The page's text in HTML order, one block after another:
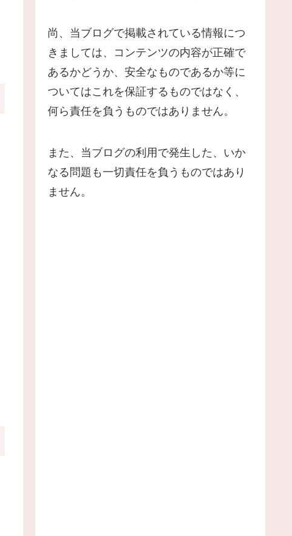
尚、当ブログで掲載されている情報につ
きましては、コンテンツの内容が正確で
あるかどうか、安全なものであるか等に
ついてはこれを保証するものではなく、
何ら責任を負うものではありません。
また、当ブログの利用で発生した、いか
なる問題も一切責任を負うものではあり
ません。